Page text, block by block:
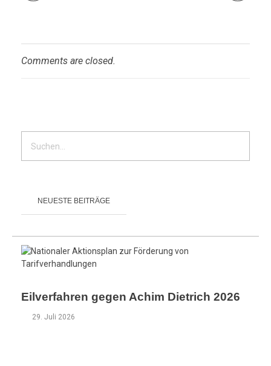
Comments are closed.
NEUESTE BEITRÄGE
Eilverfahren gegen Achim Dietrich 2026
29. Juli 2026